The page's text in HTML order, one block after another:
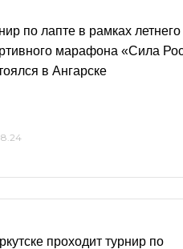
по лапте в рамках летнего
марафона «Сила
в Ангарске
проходит турнир по